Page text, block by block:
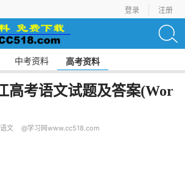
登录 注册
中考资料 高考资料
高考语文试题及答案(Wor
文 @学习网www.cc518.com